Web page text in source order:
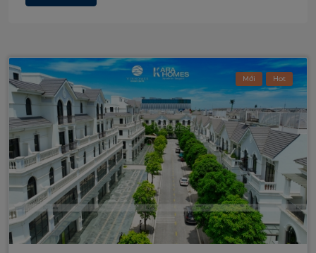
Mới Hot